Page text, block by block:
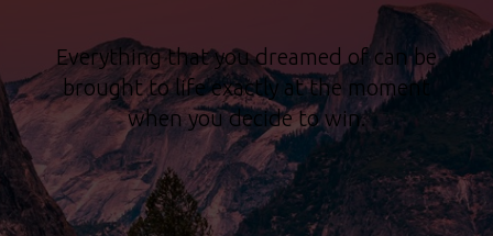
Everything that you dreamed of can be
brought to life exactly at the moment
when you decide to win.